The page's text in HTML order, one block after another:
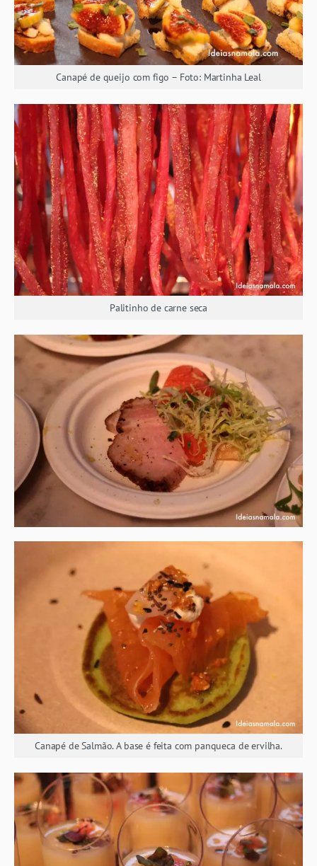
Canapé de queijo com figo – Foto: Martinha Leal
Palitinho de carne seca
Canapé de Salmão. A base é feita com panqueca de ervilha.